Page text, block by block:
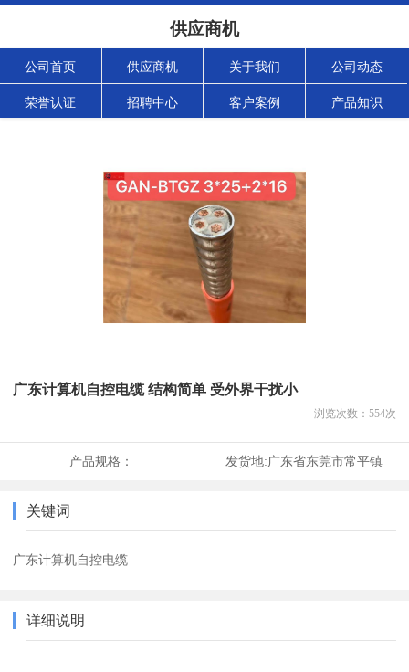
供应商机
公司首页 供应商机 关于我们 公司动态
荣誉认证 招聘中心 客户案例 产品知识
广东计算机自控电缆 结构简单 受外界干扰小
浏览次数： 554次
产品规格： 发货地:广东省东莞市常平镇
关键词
广东计算机自控电缆
详细说明